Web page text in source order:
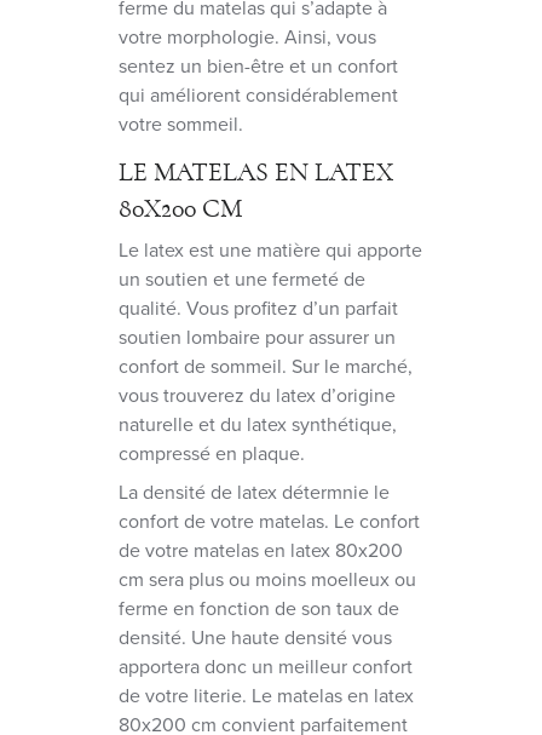
ferme du matelas qui s’adapte à
votre morphologie. Ainsi, vous
sentez un bien-être et un confort
qui améliorent considérablement
votre sommeil.
LE MATELAS EN LATEX
80X200 CM
Le latex est une matière qui apporte
un soutien et une fermeté de
qualité. Vous profitez d’un parfait
soutien lombaire pour assurer un
confort de sommeil. Sur le marché,
vous trouverez du latex d’origine
naturelle et du latex synthétique,
compressé en plaque.
La densité de latex détermnie le
confort de votre matelas. Le confort
de votre matelas en latex 80x200
cm sera plus ou moins moelleux ou
ferme en fonction de son taux de
densité. Une haute densité vous
apportera donc un meilleur confort
de votre literie. Le matelas en latex
80x200 cm convient parfaitement